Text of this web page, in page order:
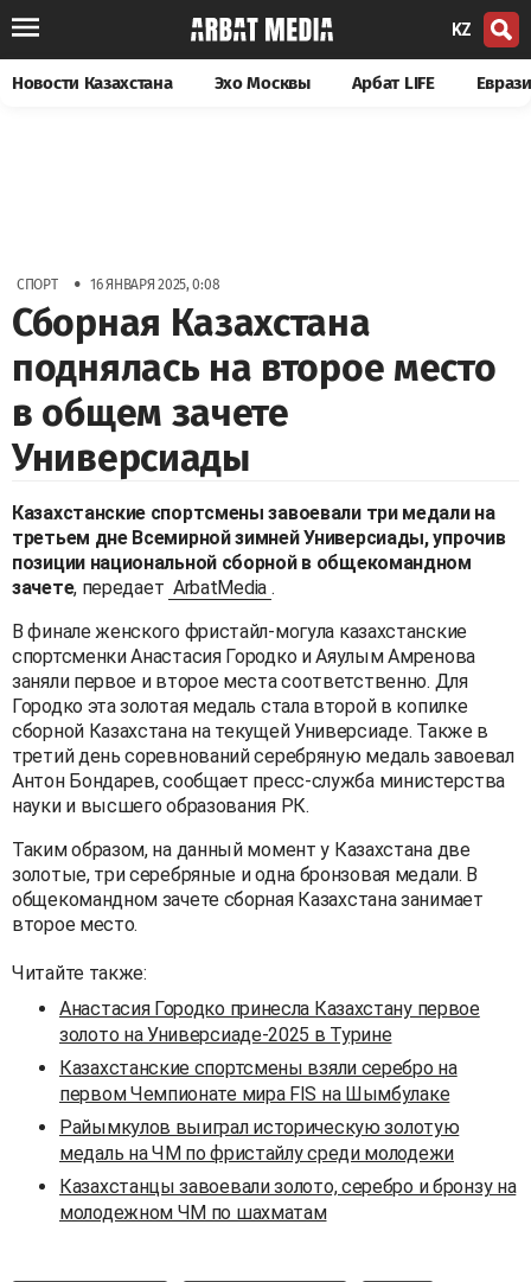
KZ
Новости Казахстана Эхо Москвы Арбат LIFE
СПОРТ • 16 ЯНВАРЯ 2025, 0:08
Сборная Казахстана
поднялась на второе место
в общем зачете
Универсиады
Казахстанские спортсмены завоевали три медали на
третьем дне Всемирной зимней Универсиады, упрочив
позиции национальной сборной в общекомандном
зачете, передает ArbatMedia .
В финале женского фристайл-могула казахстанские
спортсменки Анастасия Городко и Аяулым Амренова
заняли первое и второе места соответственно. Для
Городко эта золотая медаль стала второй в копилке
сборной Казахстана на текущей Универсиаде. Также в
третий день соревнований серебряную медаль завоевал
Антон Бондарев, сообщает пресс-служба министерства
науки и высшего образования РК.
Таким образом, на данный момент у Казахстана две
золотые, три серебряные и одна бронзовая медали. В
общекомандном зачете сборная Казахстана занимает
второе место.
Читайте также:
Анастасия Городко принесла Казахстану первое
золото на Универсиаде-2025 в Турине
Казахстанские спортсмены взяли серебро на
первом Чемпионате мира FIS на Шымбулаке
Райымкулов выиграл историческую золотую
медаль на ЧМ по фристайлу среди молодежи
Казахстанцы завоевали золото, серебро и бронзу на
молодежном ЧМ по шахматам